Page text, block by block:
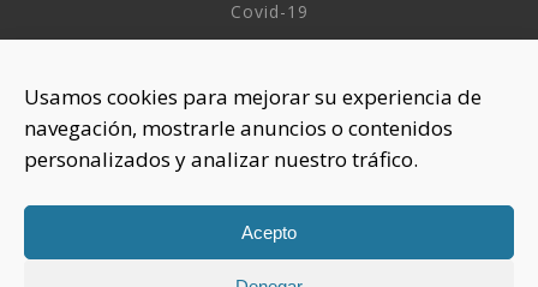
Usamos cookies para mejorar su experiencia de
navegación, mostrarle anuncios o contenidos
personalizados y analizar nuestro tráfico.
Acepto
Covid-19
Sobre nosotros
Aviso Legal
Política de Privacidad
Política Cookies